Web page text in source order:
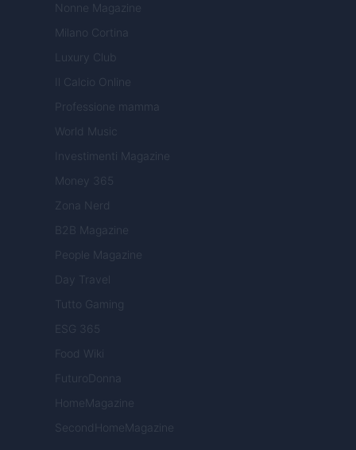
Nonne Magazine
Milano Cortina
Luxury Club
Il Calcio Online
Professione mamma
World Music
Investimenti Magazine
Money 365
Zona Nerd
B2B Magazine
People Magazine
Day Travel
Tutto Gaming
ESG 365
Food Wiki
FuturoDonna
HomeMagazine
SecondHomeMagazine